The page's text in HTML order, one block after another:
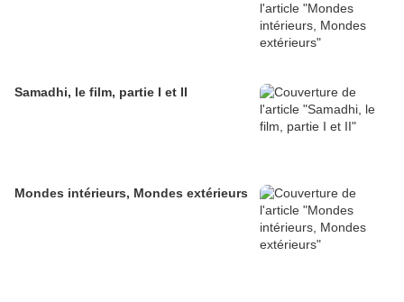
Samadhi, le film, partie I et II
Mondes intérieurs, Mondes extérieurs